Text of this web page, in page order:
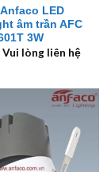
LED
âm trần AFC
3W
Vui lòng liên hệ